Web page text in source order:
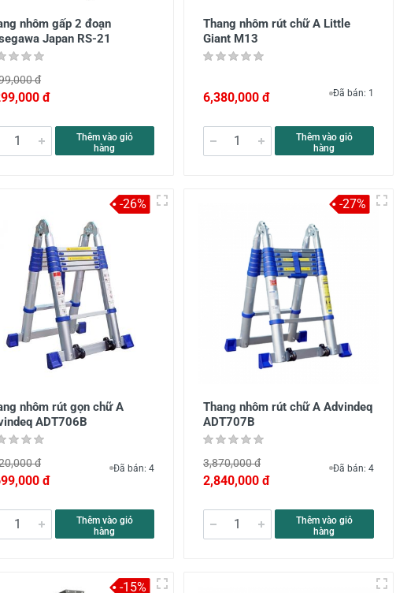
nhôm gấp 2 đoạn
Japan RS-21
đ
đ
Thêm vào giỏ
hàng
Thang nhôm rút chữ A Little
Giant M13
6,380,000 đ Đã bán: 1
Thêm vào giỏ
hàng
nhôm rút gọn chữ A
ADT706B
đ
đ
Đã bán: 4
Thêm vào giỏ
hàng
-26%
Thang nhôm rút chữ A Advindeq
ADT707B
3,870,000 đ
2,840,000 đ
Đã bán: 4
Thêm vào giỏ
hàng
-27%
-15%